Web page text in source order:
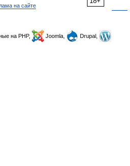
на сайте
на PHP, Joomla,
Drupal,